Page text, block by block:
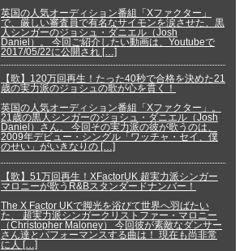
英国の人気オーディション番組「Xファクター」
で、厳しい審査員で有名なサイモンを涙させた、黒
人シンガーのジョシュ・ダニエル（Josh
Daniel）。 今回ご紹介したい動画は、Youtubeで
2017/05/22に公開され […]
【歌】120万回再生！たった40秒で合格を決めた21
歳の実力派のジョシュの歌が心を貫く！
英国の人気オーディション番組「Xファクター」。
21歳の黒人シンガーのジョシュ・ダニエル（Josh
Daniel）さん。 今回その実力派の彼が歌うのは、
2009年デビュー・シングル「ワッチャ・セイ、僕
のせい」がいきなりの […]
【歌】51万回再生！XFactorUK 超実力派シンガー
マロニーが歌うR&Bスタンダードナンバー！
The X Factor UKで脚光を浴びて世界へ羽ばたい
た、 超実力派シンガークリストファー・マロニー
（Christopher Maloney） 今回彼が素敵なダンサー
さん達とパフォーマンスする曲は！ 現在も尚非常
に人 […]